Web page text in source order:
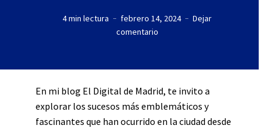
4 min lectura febrero 14, 2024
Dejar
comentario
En mi blog El Digital de Madrid, te invito a
explorar los sucesos más emblemáticos y
fascinantes que han ocurrido en la ciudad desde